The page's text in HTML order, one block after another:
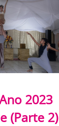
2023
(Parte 2)